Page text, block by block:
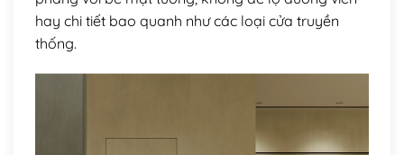
hay chi tiết bao quanh như các loại cửa truyền
thống.